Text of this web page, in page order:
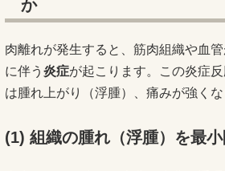
か
肉離れが発生すると、筋肉組織や血管
に伴う 炎症が起こります。この炎症
は腫れ上がり（浮腫）、痛みが強くな
(1) 組織の腫れ（浮腫）を最